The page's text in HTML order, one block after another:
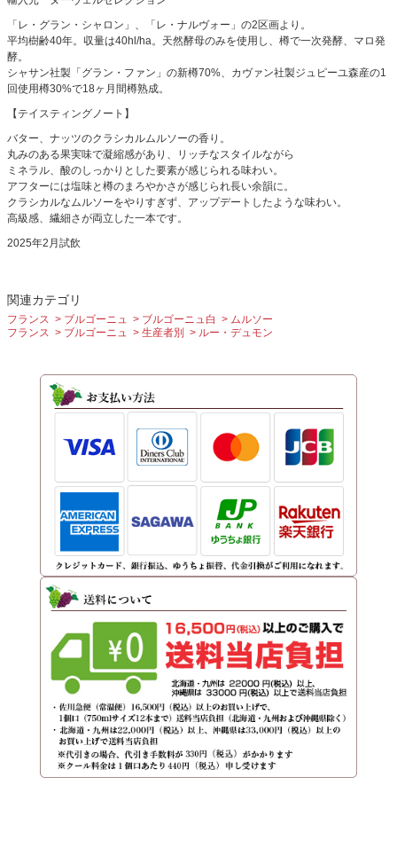
「レ・グラン・シャロン」、「レ・ナルヴォー」の2区画より。
平均樹齢40年。収量は40hl/ha。天然酵母のみを使用し、樽で一次発酵、マロ発
酵。
シャサン社製「グラン・ファン」の新樽70%、カヴァン社製ジュピーユ森産の1
回使用樽30%で18ヶ月間樽熟成。
【テイスティングノート】
バター、ナッツのクラシカルムルソーの香り。
丸みのある果実味で凝縮感があり、リッチなスタイルながら
ミネラル、酸のしっかりとした要素が感じられる味わい。
アフターには塩味と樽のまろやかさが感じられ長い余韻に。
クラシカルなムルソーをやりすぎず、アップデートしたような味わい。
高級感、繊細さが両立した一本です。
2025年2月試飲
関連カテゴリ
フランス ブルゴーニュ ブルゴーニュ白
ムルソー
フランス
ブルゴーニュ 生産者別 ルー・デュモン